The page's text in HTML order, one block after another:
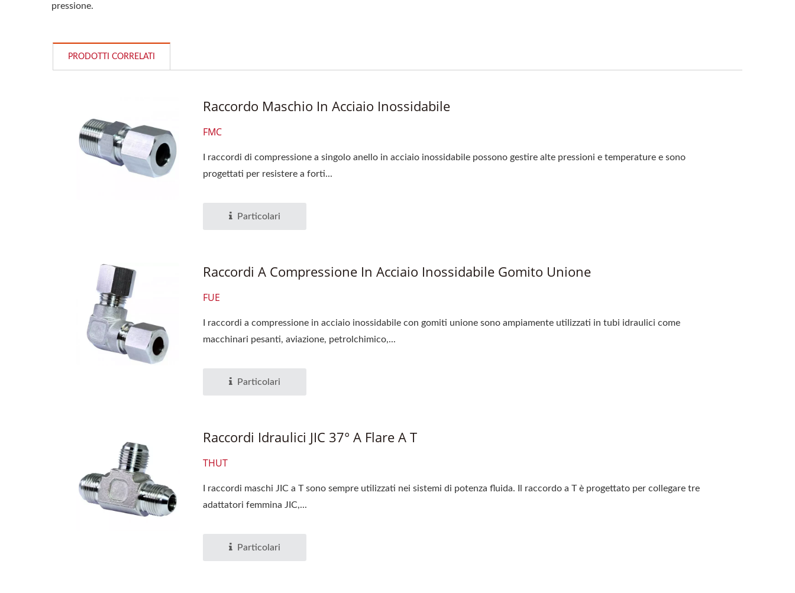
pressione.
PRODOTTI CORRELATI
Raccordo Maschio In Acciaio Inossidabile
FMC
I raccordi di compressione a singolo anello in acciaio inossidabile possono gestire alte pressioni e temperature e sono
progettati per resistere a forti...
Particolari
Raccordi A Compressione In Acciaio Inossidabile Gomito Unione
FUE
I raccordi a compressione in acciaio inossidabile con gomiti unione sono ampiamente utilizzati in tubi idraulici come
macchinari pesanti, aviazione, petrolchimico,...
Particolari
Raccordi Idraulici JIC 37° A Flare A T
THUT
I raccordi maschi JIC a T sono sempre utilizzati nei sistemi di potenza fluida. Il raccordo a T è progettato per collegare tre
adattatori femmina JIC,...
Particolari